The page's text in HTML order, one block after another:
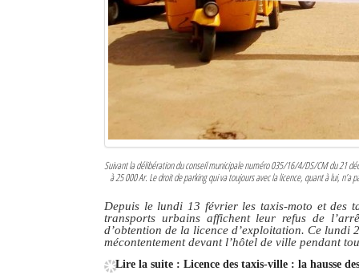
Le Nord de Madagascar
Suivant la délibération du conseil municipale numéro 035/16/4/DS/CM du 21
à 25 000 Ar. Le droit de parking qui va toujours avec la licence, quant à lui,
Depuis le lundi 13 février les taxis-moto et des
transports urbains affichent leur refus de
d’obtention de la licence d’exploitation. Ce
mécontentement devant l’hôtel de ville pendant
Lire la suite : Licence des taxis-ville : la hausse